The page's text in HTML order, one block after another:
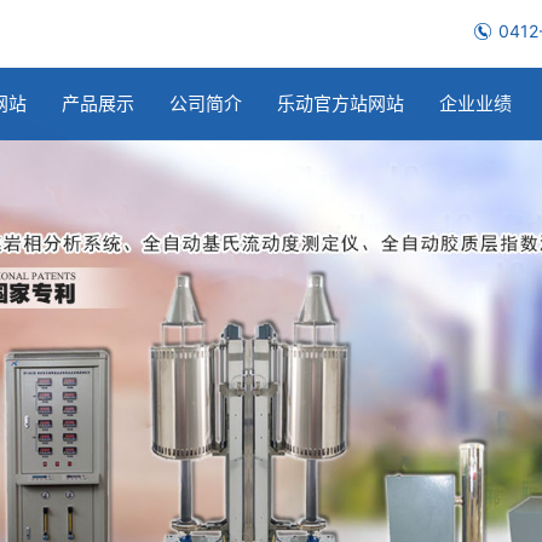
站 产品展示 公司简介 乐动官方站网站 企业业绩